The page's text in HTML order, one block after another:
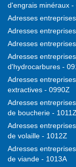
d'engrais minéraux -
Adresses
Adresses
Adresses
Adresses
d'hydrocarbures -
Adresses
extractives - 0990Z
Adresses
de boucherie - 1011Z
Adresses
de volaille - 1012Z
Adresses
de viande - 1013A